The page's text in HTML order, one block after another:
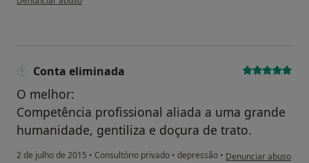
Conta eliminada
O melhor:
Competência profissional aliada a uma grande
humanidade, gentiliza e doçura de trato.
2 de julho de 2015 • Consultório privado • depressão • na opinião do
Denunciar abuso